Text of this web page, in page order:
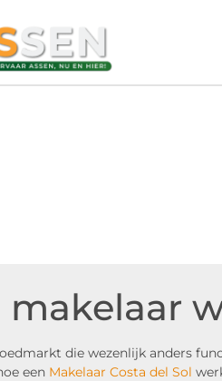
makelaar
die wezenlijk anders
een Makelaar Costa del Sol